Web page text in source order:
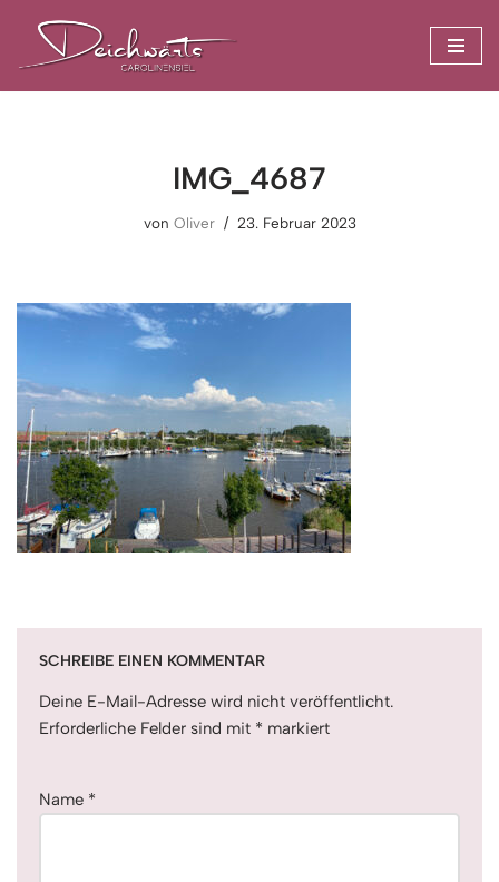
Zum
Inhalt
IMG_4687
von Oliver 23. Februar 2023
SCHREIBE EINEN KOMMENTAR
Deine E-Mail-Adresse wird nicht veröffentlicht.
Erforderliche Felder sind mit * markiert
Name *